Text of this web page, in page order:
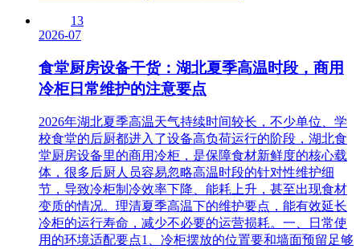
13
2026-07
食堂厨房设备干货：湖北夏季高温时段，商用
冷柜日常维护的注意要点
2026年湖北夏季高温天气持续时间较长，不少单位、学
校食堂的后厨都进入了设备高负荷运行的阶段，湖北食
堂厨房设备里的商用冷柜，是保障食材新鲜度的核心载
体，很多后厨人员容易忽略高温时段的针对性维护细
节，导致冷柜制冷效率下降、能耗上升，甚至出现食材
变质的情况。理清夏季高温下的维护要点，能有效延长
冷柜的运行寿命，减少不必要的运营损耗。一、日常使
用的环境适配要点1、冷柜摆放的位置要和墙面预留足够